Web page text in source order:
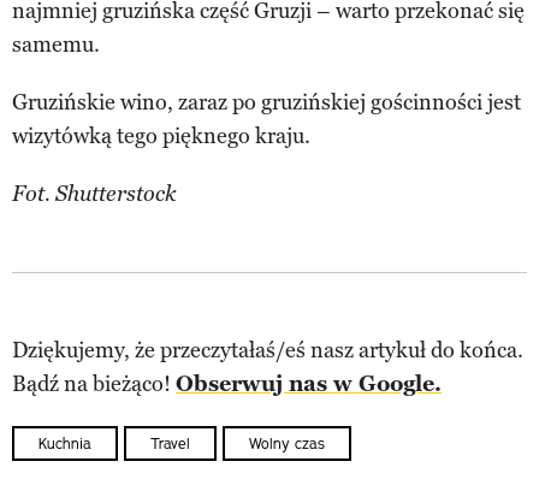
najmniej gruzińska część Gruzji – warto przekonać się
samemu.
Gruzińskie wino, zaraz po gruzińskiej gościnności jest
wizytówką tego pięknego kraju.
Fot. Shutterstock
Dziękujemy, że przeczytałaś/eś nasz artykuł do końca.
Bądź na bieżąco! Obserwuj nas w Google.
Kuchnia Travel Wolny czas